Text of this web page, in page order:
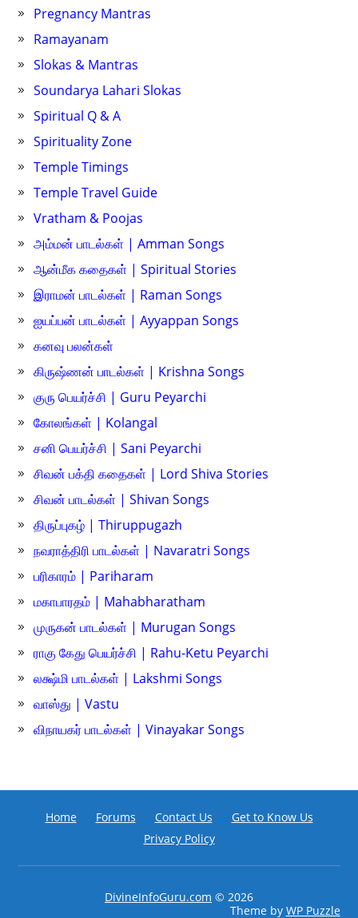
Pregnancy Mantras
Ramayanam
Slokas & Mantras
Soundarya Lahari Slokas
Spiritual Q & A
Spirituality Zone
Temple Timings
Temple Travel Guide
Vratham & Poojas
அம்மன் பாடல்கள் | Amman Songs
ஆன்மீக கதைகள் | Spiritual Stories
இராமன் பாடல்கள் | Raman Songs
ஐயப்பன் பாடல்கள் | Ayyappan Songs
கனவு பலன்கள்
கிருஷ்ணன் பாடல்கள் | Krishna Songs
குரு பெயர்ச்சி | Guru Peyarchi
கோலங்கள் | Kolangal
சனி பெயர்ச்சி | Sani Peyarchi
சிவன் பக்தி கதைகள் | Lord Shiva Stories
சிவன் பாடல்கள் | Shivan Songs
திருப்புகழ் | Thiruppugazh
நவராத்திரி பாடல்கள் | Navaratri Songs
பரிகாரம் | Pariharam
மகாபாரதம் | Mahabharatham
முருகன் பாடல்கள் | Murugan Songs
ராகு கேது பெயர்ச்சி | Rahu-Ketu Peyarchi
லக்ஷ்மி பாடல்கள் | Lakshmi Songs
வாஸ்து | Vastu
விநாயகர் பாடல்கள் | Vinayakar Songs
Home Forums Contact Us
Get to Know Us
Privacy Policy
DivineInfoGuru.com © 2026
Theme by WP Puzzle